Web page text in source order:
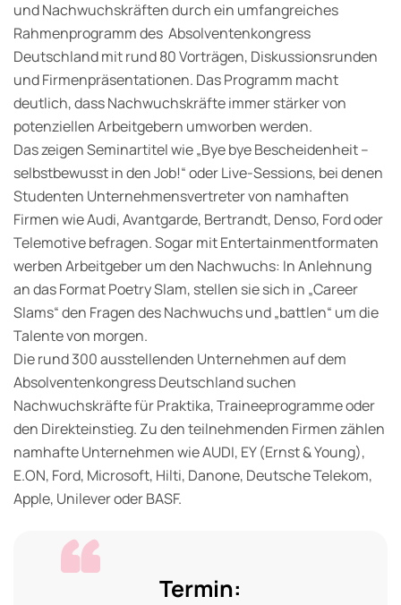
und Nachwuchskräften durch ein umfangreiches
Rahmenprogramm des Absolventenkongress
Deutschland mit rund 80 Vorträgen, Diskussionsrunden
und Firmenpräsentationen. Das Programm macht
deutlich, dass Nachwuchskräfte immer stärker von
potenziellen Arbeitgebern umworben werden.
Das zeigen Seminartitel wie „Bye bye Bescheidenheit –
selbstbewusst in den Job!“ oder Live-Sessions, bei denen
Studenten Unternehmensvertreter von namhaften
Firmen wie Audi, Avantgarde, Bertrandt, Denso, Ford oder
Telemotive befragen. Sogar mit Entertainmentformaten
werben Arbeitgeber um den Nachwuchs: In Anlehnung
an das Format Poetry Slam, stellen sie sich in „Career
Slams“ den Fragen des Nachwuchs und „battlen“ um die
Talente von morgen.
Die rund 300 ausstellenden Unternehmen auf dem
Absolventenkongress Deutschland suchen
Nachwuchskräfte für Praktika, Traineeprogramme oder
den Direkteinstieg. Zu den teilnehmenden Firmen zählen
namhafte Unternehmen wie AUDI, EY (Ernst & Young),
E.ON, Ford, Microsoft, Hilti, Danone, Deutsche Telekom,
Apple, Unilever oder BASF.
Termin: